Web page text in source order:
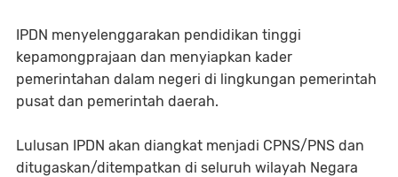
IPDN menyelenggarakan pendidikan tinggi
kepamongprajaan dan menyiapkan kader
pemerintahan dalam negeri di lingkungan pemerintah
pusat dan pemerintah daerah.
Lulusan IPDN akan diangkat menjadi CPNS/PNS dan
ditugaskan/ditempatkan di seluruh wilayah Negara